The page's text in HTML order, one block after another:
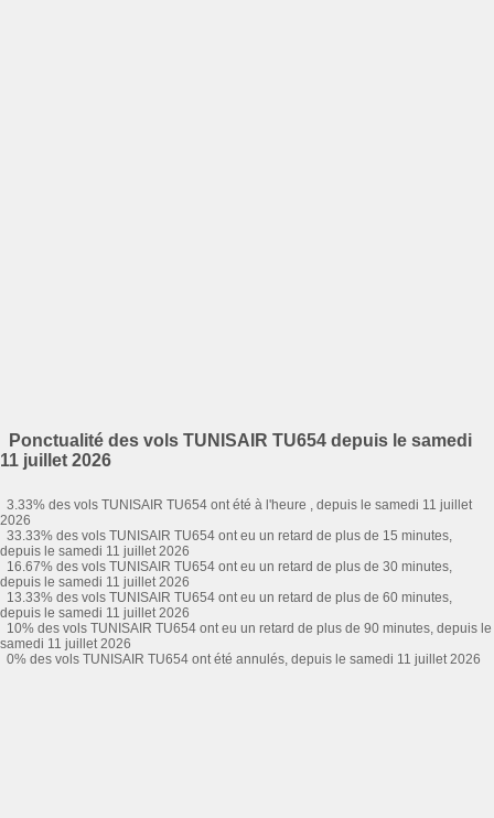
Ponctualité des vols TUNISAIR TU654 depuis le samedi
11 juillet 2026
3.33% des vols TUNISAIR TU654 ont été à l'heure , depuis le samedi 11 juillet
2026
33.33% des vols TUNISAIR TU654 ont eu un retard de plus de 15 minutes,
depuis le samedi 11 juillet 2026
16.67% des vols TUNISAIR TU654 ont eu un retard de plus de 30 minutes,
depuis le samedi 11 juillet 2026
13.33% des vols TUNISAIR TU654 ont eu un retard de plus de 60 minutes,
depuis le samedi 11 juillet 2026
10% des vols TUNISAIR TU654 ont eu un retard de plus de 90 minutes, depuis le
samedi 11 juillet 2026
0% des vols TUNISAIR TU654 ont été annulés, depuis le samedi 11 juillet 2026